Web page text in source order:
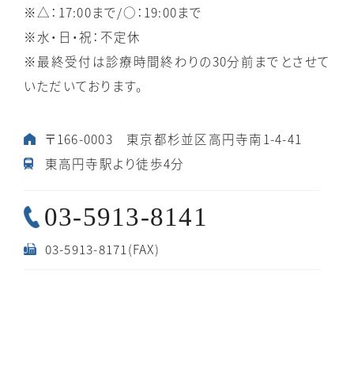
※△：17:00まで/○：19:00まで
※水・日・祝：不定休
※最終受付は診療時間終わりの30分前までとさせて
いただいております。
〒166-0003 東京都杉並区高円寺南1-4-41
東高円寺駅より徒歩4分
03-5913-8141
03-5913-8171(FAX)